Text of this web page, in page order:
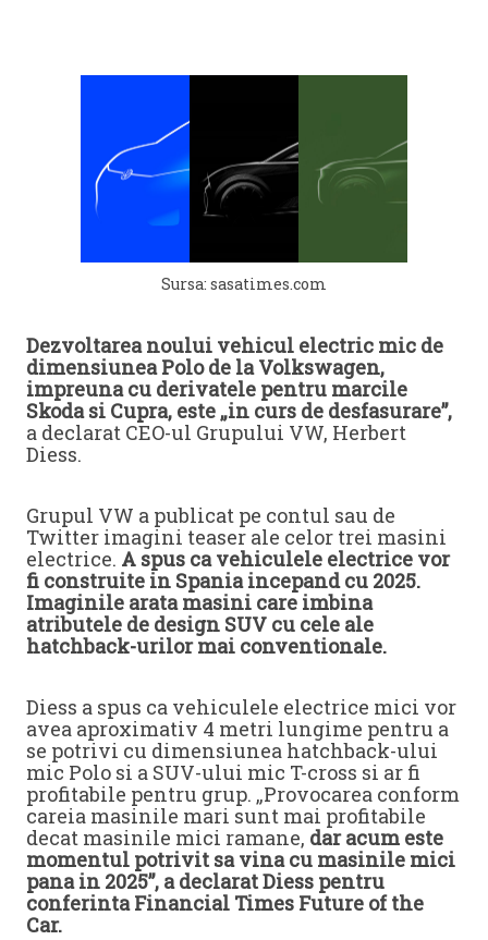
Sursa: sasatimes.com
Dezvoltarea noului vehicul electric mic de
dimensiunea Polo de la Volkswagen,
impreuna cu derivatele pentru marcile
Skoda si Cupra, este „in curs de desfasurare”,
a declarat CEO-ul Grupului VW, Herbert
Diess.
Grupul VW a publicat pe contul sau de
Twitter imagini teaser ale celor trei masini
electrice. A spus ca vehiculele electrice vor
fi construite in Spania incepand cu 2025.
Imaginile arata masini care imbina
atributele de design SUV cu cele ale
hatchback-urilor mai conventionale.
Diess a spus ca vehiculele electrice mici vor
avea aproximativ 4 metri lungime pentru a
se potrivi cu dimensiunea hatchback-ului
mic Polo si a SUV-ului mic T-cross si ar fi
profitabile pentru grup. „Provocarea conform
careia masinile mari sunt mai profitabile
decat masinile mici ramane, dar acum este
momentul potrivit sa vina cu masinile mici
pana in 2025”, a declarat Diess pentru
conferinta Financial Times Future of the
Car.